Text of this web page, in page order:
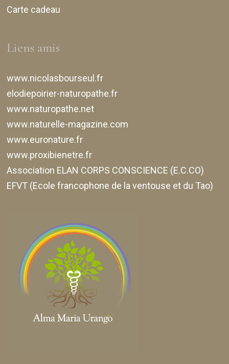
Carte cadeau
Liens amis
www.nicolasbourseul.fr
elodiepoirier-naturopathe.fr
www.naturopathe.net
www.naturelle-magazine.com
www.euronature.fr
www.proxibienetre.fr
Association ELAN CORPS CONSCIENCE (E.C.CO)
EFVT (Ecole francophone de la ventouse et du Tao)